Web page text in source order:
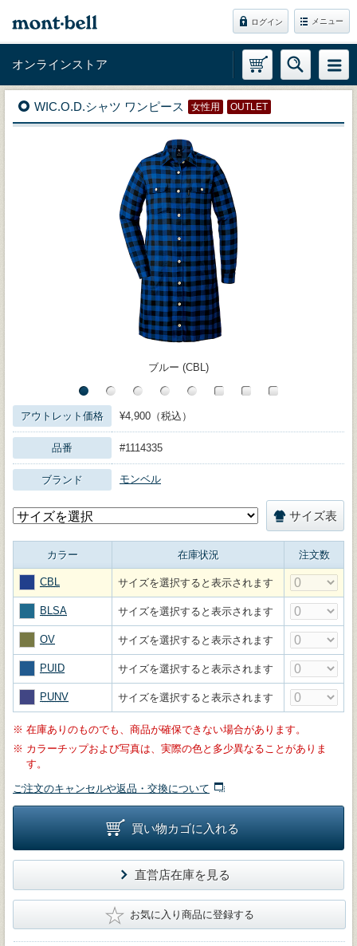
ログイン メニュー
オンラインストア
WIC.O.D.シャツ ワンピース 女性用 OUTLET
ブルー (CBL)
アウトレット価格 ¥4,900（税込）
品番 #1114335
ブランド モンベル
サイズ表
カラー 在庫状況 注文数
CBL サイズを選択すると表示されます
BLSA サイズを選択すると表示されます
OV サイズを選択すると表示されます
PUID サイズを選択すると表示されます
PUNV サイズを選択すると表示されます
※ 在庫ありのものでも、商品が確保できない場合があります。
※ カラーチップおよび写真は、実際の色と多少異なることがありま
す。
ご注文のキャンセルや返品・交換について
買い物カゴに入れる
直営店在庫を見る
★ お気に入り商品に登録する